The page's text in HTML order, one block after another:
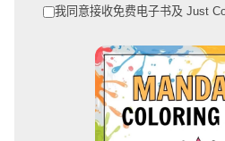
邮我同意接收免费电子书及 Just